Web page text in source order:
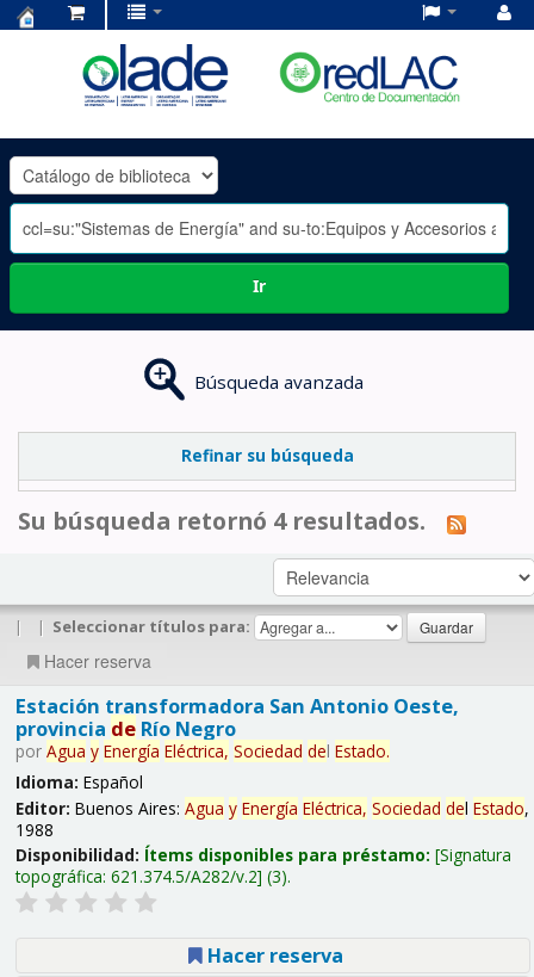
OLADE
-
Ir
Búsqueda avanzada
Refinar su búsqueda
Su búsqueda retornó 4 resultados.
| | Seleccionar títulos para:
Hacer reserva
Estación transformadora San Antonio Oeste,
provincia deRío Negro
por Agua y Energía Eléctrica, Sociedad del Estado.
Idioma: Español
Editor: Buenos Aires: Agua y Energía Eléctrica, Sociedad del Estado,
1988
Disponibilidad: Ítems disponibles para préstamo: Signatura
topográfica: 621.374.5/A282/v.2 (3).
Hacer reserva